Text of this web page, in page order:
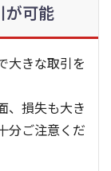
が可能
大きな取引を
、損失も大き
分ご注意くだ